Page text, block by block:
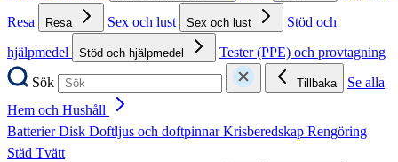
Resa
Resa Sex och lust Sex och lust
Stöd och
hjälpmedel
Stöd och hjälpmedel
Tester (PPE) och provtagning
Sök
Tillbaka
Se alla
Hem och Hushåll
BatterierDisk Doftljus och doftpinnarKrisberedskap Rengöring
Städ Tvätt